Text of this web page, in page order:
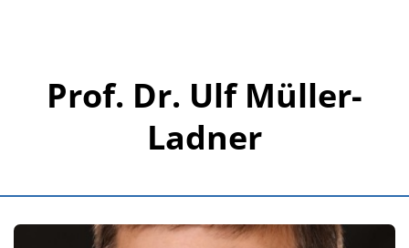
Prof. Dr. Ulf Müller-
Ladner